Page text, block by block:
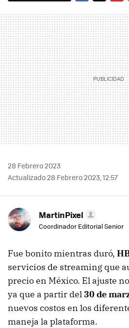
28 Febrero 2023
Actualizado 28 Febrero 2023, 12:57
MartinPixel
Coordinador Editorial Senior
Fue bonito mientras duró,
servicios de streaming que
precio en México. El ajuste
ya que a partir del30 de
nuevos costos en los
maneja la plataforma.